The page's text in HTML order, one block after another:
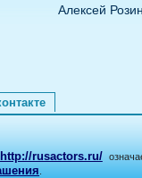
Алексей
http://rusactors.ru/